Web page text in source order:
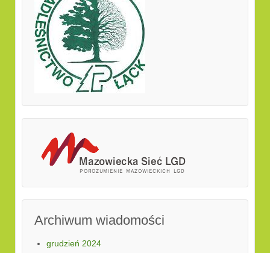
Archiwum wiadomości
grudzień 2024